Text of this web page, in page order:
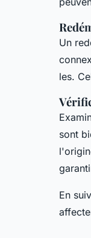
Un
les.
sont
En